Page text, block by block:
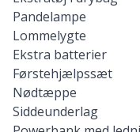
Pandelampe
Lommelygte
Ekstra batterier
Førstehjælpssæt
Nødtæppe
Siddeunderlag